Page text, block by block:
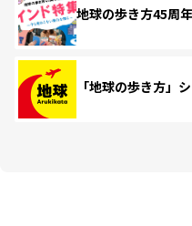
地球の歩き方45周
「地球の歩き方」